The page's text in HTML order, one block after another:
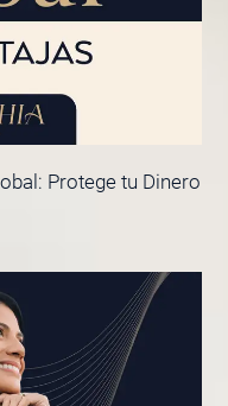
Protege tu Dinero